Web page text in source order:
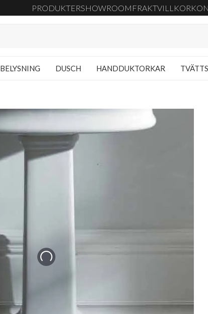
PRODUKTERSHOWROOM FRAKTVILLKOR
BELYSNING DUSCH HANDDUKTORKAR